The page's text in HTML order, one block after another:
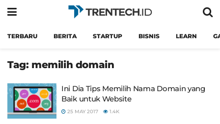
TERBARU BERITA STARTUP BISNIS LEARN
Tag: memilih domain
Ini Dia Tips Memilih Nama Domain yang
Baik untuk Website
25 MAY 2017 1.4K